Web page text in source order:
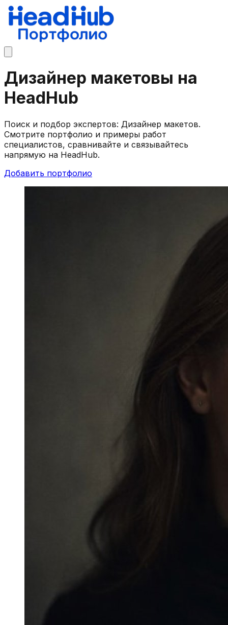
Дизайнер макетовы на
HeadHub
Поиск и подбор экспертов: Дизайнер макетов.
Смотрите портфолио и примеры работ
специалистов, сравнивайте и связывайтесь
напрямую на HeadHub.
Добавить портфолио